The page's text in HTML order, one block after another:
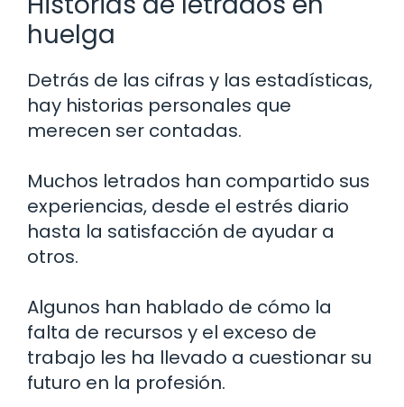
huelga
Detrás de las cifras y las estadísticas,
hay historias personales que
merecen ser contadas.
Muchos letrados han compartido sus
experiencias, desde el estrés diario
hasta la satisfacción de ayudar a
otros.
Algunos han hablado de cómo la
falta de recursos y el exceso de
trabajo les ha llevado a cuestionar su
futuro en la profesión.